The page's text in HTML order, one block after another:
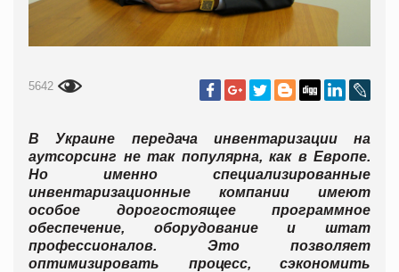
5642
В Украине передача инвентаризации на
аутсорсинг не так популярна, как в Европе.
Но именно специализированные
инвентаризационные компании имеют
особое дорогостоящее программное
обеспечение, оборудование и штат
профессионалов. Это позволяет
оптимизировать процесс, сэкономить